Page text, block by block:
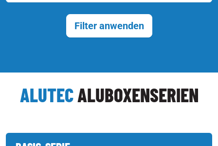
Filter anwenden
ALUTECALUBOXENSERIEN